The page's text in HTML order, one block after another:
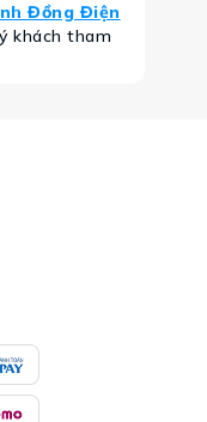
Đồng Điện
khách tham